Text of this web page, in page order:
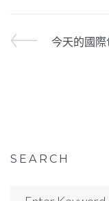
今天的國
SEARCH